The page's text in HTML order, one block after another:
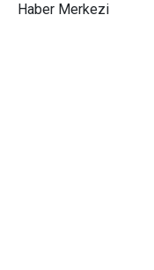
Haber Merkezi